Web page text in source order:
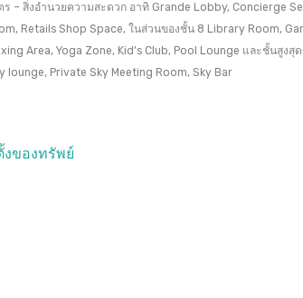
ร – สิ่งอำนวยความสะดวก อาทิ Grande Lobby, Concierge
Retails Shop Space, ในส่วนของชั้น 8 Library Room,
Area, Yoga Zone, Kid’s Club, Pool Lounge และชั้นสูง
lounge, Private Sky Meeting Room, Sky Bar
ของทรัพย์